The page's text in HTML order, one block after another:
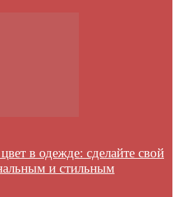
в одежде: сделайте свой
и стильным